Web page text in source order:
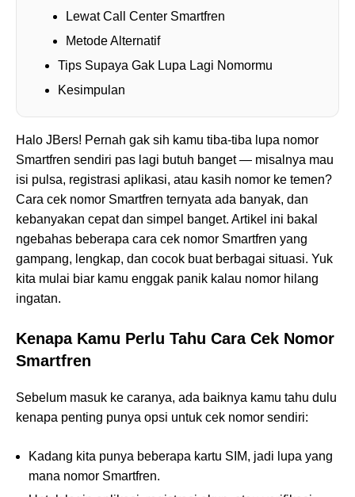
Lewat Call Center Smartfren
Metode Alternatif
Tips Supaya Gak Lupa Lagi Nomormu
Kesimpulan
Halo JBers! Pernah gak sih kamu tiba-tiba lupa nomor
Smartfren sendiri pas lagi butuh banget — misalnya mau
isi pulsa, registrasi aplikasi, atau kasih nomor ke temen?
Cara cek nomor Smartfren ternyata ada banyak, dan
kebanyakan cepat dan simpel banget. Artikel ini bakal
ngebahas beberapa cara cek nomor Smartfren yang
gampang, lengkap, dan cocok buat berbagai situasi. Yuk
kita mulai biar kamu enggak panik kalau nomor hilang
ingatan.
Kenapa Kamu Perlu Tahu Cara Cek Nomor
Smartfren
Sebelum masuk ke caranya, ada baiknya kamu tahu dulu
kenapa penting punya opsi untuk cek nomor sendiri:
Kadang kita punya beberapa kartu SIM, jadi lupa yang
mana nomor Smartfren.